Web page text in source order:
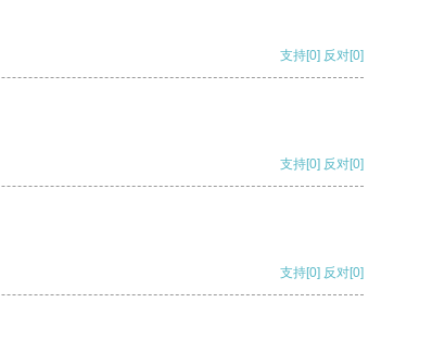
支持[0] 反对[0]
支持[0] 反对[0]
支持[0] 反对[0]